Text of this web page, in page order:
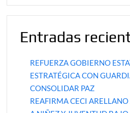
Entradas
REFUERZA GOBIERNO
ESTRATÉGICA CON
CONSOLIDAR PAZ
REAFIRMA CECI